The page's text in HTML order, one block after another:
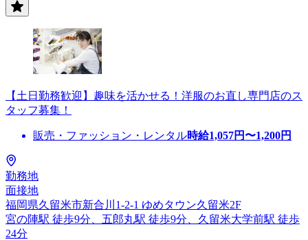
【土日勤務歓迎】趣味を活かせる！洋服のお直し専門店のス
タッフ募集！
販売・ファッション・レンタル時給1,057円〜1,200円
勤務地
面接地
福岡県久留米市新合川1-2-1 ゆめタウン久留米2F
宮の陣駅 徒歩9分、五郎丸駅 徒歩9分、久留米大学前駅 徒歩
24分